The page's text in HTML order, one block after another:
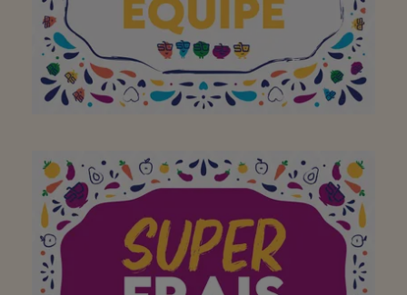
Prima service, echt
klantvriendelijk